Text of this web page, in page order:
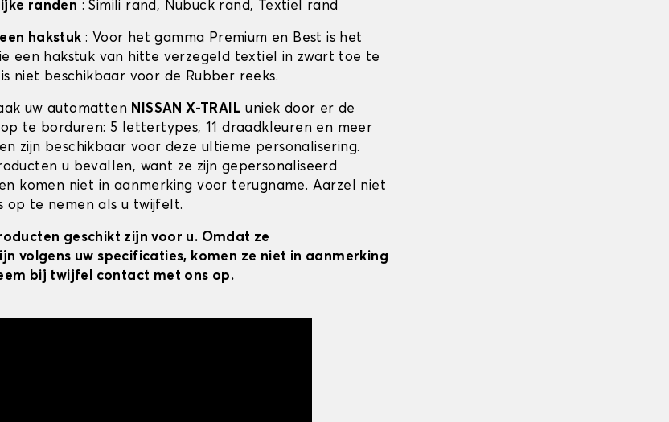
randen : Simili rand, Nubuck rand, Textiel rand
hakstuk : Voor het gamma Premium en Best is het
een hakstuk van hitte verzegeld textiel in zwart toe te
niet beschikbaar voor de Rubber reeks.
uw automatten NISSAN X-TRAIL uniek door er de
te borduren: 5 lettertypes, 11 draadkleuren en meer
zijn beschikbaar voor deze ultieme personalisering.
u bevallen, want ze zijn gepersonaliseerd
komen niet in aanmerking voor terugname. Aarzel niet
op te nemen als u twijfelt.
geschikt zijn voor u. Omdat ze
volgens uw specificaties, komen ze niet in aanmerking
bij twijfel contact met ons op.